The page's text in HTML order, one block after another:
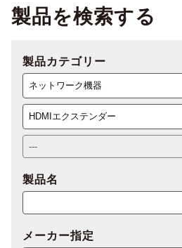
製品を検索する
製品カテゴリー
製品名
メーカー指定